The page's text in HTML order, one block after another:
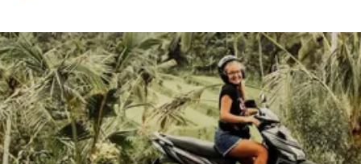
Społeczeństwo
Wojna na Ukrainie